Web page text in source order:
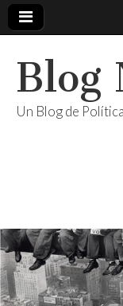
Blog
Un Blog de